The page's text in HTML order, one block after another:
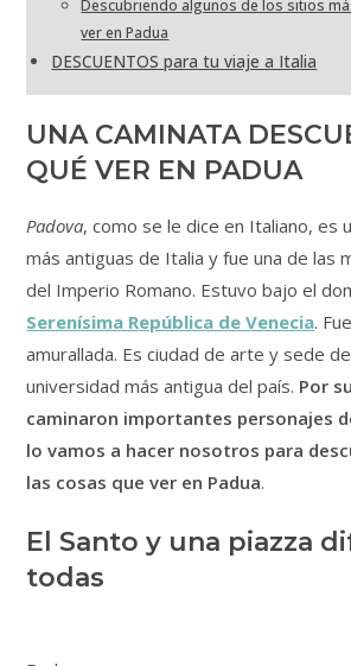
Descubriendo algunos de los sitios
ver en Padua
DESCUENTOS para tu viaje a Italia
UNA CAMINATA
QUÉ VER EN PADUA
Padova, como se le dice en Italiano, es
más antiguas de Italia y fue una de las
del Imperio Romano. Estuvo bajo el
Serenísima República de Venecia.
amurallada. Es ciudad de arte y sede
universidad más antigua del país. Por
caminaron importantes personajes
lo vamos a hacer nosotros para
las cosas que ver en Padua.
El Santo y una piazza
todas